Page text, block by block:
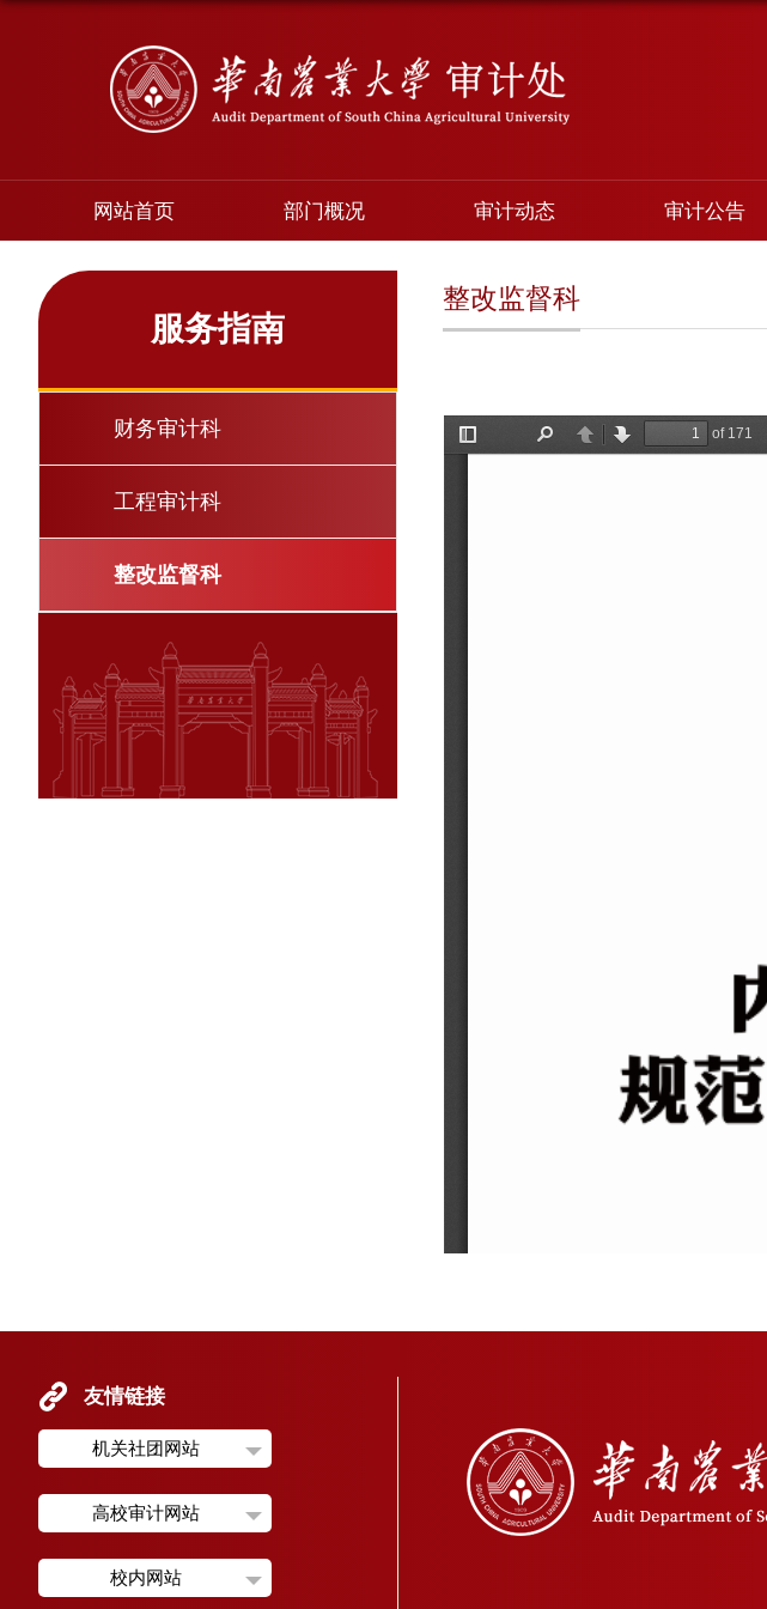
网站首页 部门概况 审计动态 审计公告
服务指南
财务审计科
工程审计科
整改监督科
整改监督科
友情链接
机关社团网站
高校审计网站
校内网站